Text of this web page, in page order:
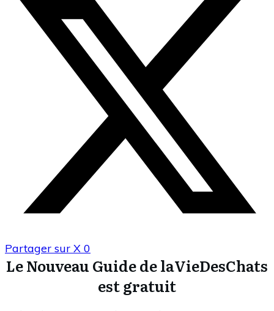
Partager sur X 0
Le Nouveau Guide de laVieDesChats
est gratuit